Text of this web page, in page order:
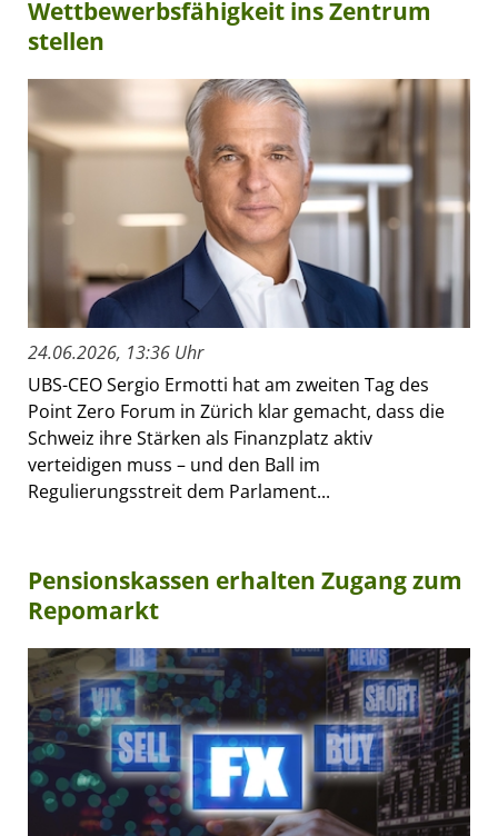
Wettbewerbsfähigkeit ins Zentrum
stellen
24.06.2026, 13:36 Uhr
UBS-CEO Sergio Ermotti hat am zweiten Tag des
Point Zero Forum in Zürich klar gemacht, dass die
Schweiz ihre Stärken als Finanzplatz aktiv
verteidigen muss – und den Ball im
Regulierungsstreit dem Parlament...
Pensionskassen erhalten Zugang zum
Repomarkt